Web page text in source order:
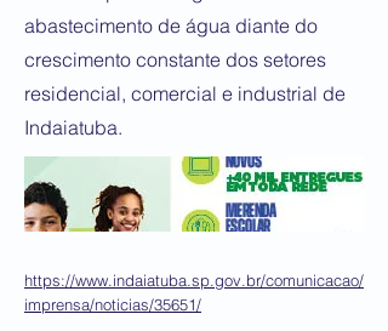
abastecimento de água diante do
crescimento constante dos setores
residencial, comercial e industrial de
Indaiatuba.
https://www.indaiatuba.sp.gov.br/comunicacao/
imprensa/noticias/35651/